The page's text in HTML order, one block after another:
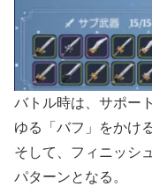
バトル時は、サポー
ゆる「バフ」をかける
そして、フィニッシ
パターンとなる。